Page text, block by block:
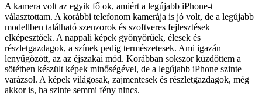
A kamera volt az egyik fő ok, amiért a legújabb iPhone-t
választottam. A korábbi telefonom kamerája is jó volt, de a legújabb
modellben található szenzorok és szoftveres fejlesztések
elképesztőek. A nappali képek gyönyörűek, élesek és
részletgazdagok, a színek pedig természetesek. Ami igazán
lenyűgözött, az az éjszakai mód. Korábban sokszor küzdöttem a
sötétben készült képek minőségével, de a legújabb iPhone szinte
varázsol. A képek világosak, zajmentesek és részletgazdagok, még
akkor is, ha szinte semmi fény nincs.